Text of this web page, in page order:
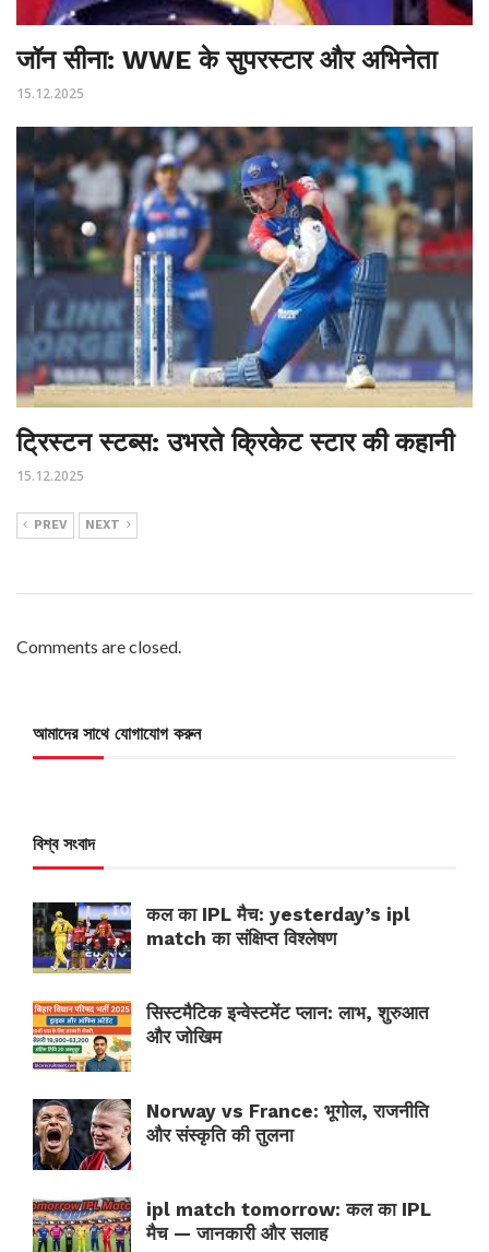
जॉन सीना: WWE के सुपरस्टार और अभिनेता
15.12.2025
ट्रिस्टन स्टब्स: उभरते क्रिकेट स्टार की कहानी
15.12.2025
PREV NEXT
Comments are closed.
আমাদের সাথে যোগাযোগ করুন
বিশ্ব সংবাদ
कल का IPL मैच: yesterday’s ipl
match का संक्षिप्त विश्लेषण
सिस्टमैटिक इन्वेस्टमेंट प्लान: लाभ, शुरुआत
और जोखिम
Norway vs France: भूगोल, राजनीति
और संस्कृति की तुलना
ipl match tomorrow: कल का IPL
मैच — जानकारी और सलाह